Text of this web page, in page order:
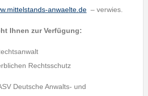
anwaelte.de– verwies.
Ihnen zur Verfügung:
Rechtsschutz
Deutsche Anwalts- und